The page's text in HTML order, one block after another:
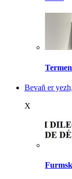
Bevañ er
X